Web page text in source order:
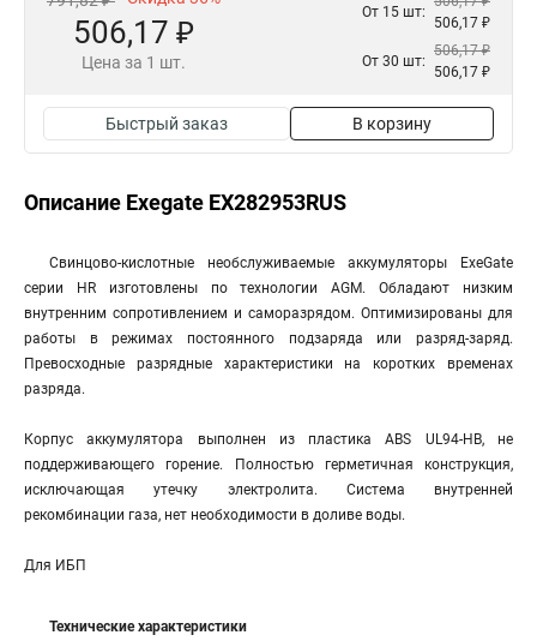
506,17 ₽
Цена за 1 шт.
От 15 шт:
506,17 ₽
От 30 шт:
506,17 ₽
506,17 ₽
Быстрый заказ В корзину
Описание Exegate EX282953RUS
Свинцово-кислотные необслуживаемые аккумуляторы ExeGate
серии HR изготовлены по технологии AGM. Обладают низким
внутренним сопротивлением и саморазрядом. Оптимизированы для
работы в режимах постоянного подзаряда или разряд-заряд.
Превосходные разрядные характеристики на коротких временах
разряда.
Корпус аккумулятора выполнен из пластика ABS UL94-HB, не
поддерживающего горение. Полностью герметичная конструкция,
исключающая утечку электролита. Система внутренней
рекомбинации газа, нет необходимости в доливе воды.
Для ИБП
Технические характеристики